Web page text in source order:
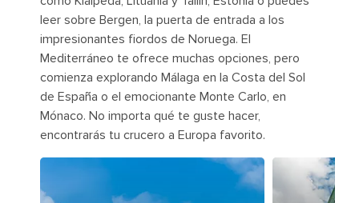
leer sobre Bergen, la puerta de entrada a los
impresionantes fiordos de Noruega. El
Mediterráneo te ofrece muchas opciones, pero
comienza explorando Málaga en la Costa del Sol
de España o el emocionante Monte Carlo, en
Mónaco. No importa qué te guste hacer,
encontrarás tu crucero a Europa favorito.